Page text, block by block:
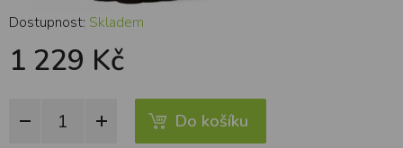
Dostupnost: Skladem
1 229 Kč
Do košíku